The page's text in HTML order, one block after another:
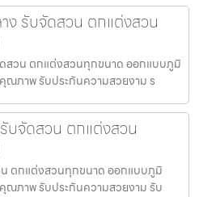
ง รับจัดสวน ตกแต่งสวน
สวน ตกแต่งสวนทุกขนาด ออกแบบภูมิ
ณภาพ รับประกันความสวยงาม ร
บจัดสวน ตกแต่งสวน
ตกแต่งสวนทุกขนาด ออกแบบภูมิ
ณภาพ รับประกันความสวยงาม รับ